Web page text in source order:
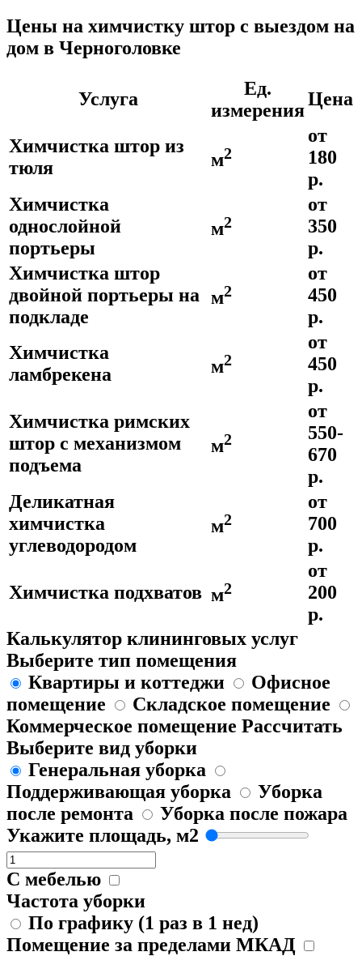
Цены на химчистку штор с выездом на
дом в Черноголовке
Услуга
Ед.
измерения
Цена
Химчистка штор из
тюля
м2
от
180
р.
Химчистка
однослойной
портьеры
м2
от
350
р.
Химчистка штор
двойной портьеры на
подкладе
м2
от
450
р.
Химчистка
ламбрекена
м2
от
450
р.
Химчистка римских
штор с механизмом
подъема
м2
от
550-
670
р.
Деликатная
химчистка
углеводородом
м2
от
700
р.
Химчистка подхватов м2
от
200
р.
Калькулятор клининговых услуг
Выберите тип помещения
Квартиры и коттеджи
Офисное
помещение
Складское помещение
Коммерческое помещение Рассчитать
Выберите вид уборки
Генеральная уборка
Поддерживающая уборка
Уборка
после ремонта
Уборка после пожара
Укажите площадь, м2
С мебелью
Частота уборки
По графику (1 раз в 1 нед)
Помещение за пределами МКАД